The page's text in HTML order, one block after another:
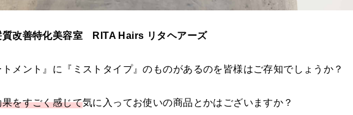
改善特化美容室 RITA Hairs リタヘアーズ
トメント』に『ミストタイプ』のものがあるのを皆様はご存知でしょうか？
果をすごく感じて気に入ってお使いの商品とかはございますか？